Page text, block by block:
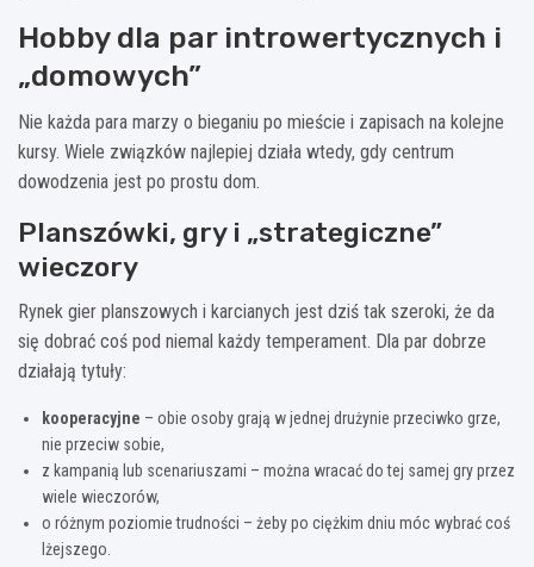
Hobby dla par introwertycznych i
„domowych”
Nie każda para marzy o bieganiu po mieście i zapisach na kolejne
kursy. Wiele związków najlepiej działa wtedy, gdy centrum
dowodzenia jest po prostu dom.
Planszówki, gry i „strategiczne”
wieczory
Rynek gier planszowych i karcianych jest dziś tak szeroki, że da
się dobrać coś pod niemal każdy temperament. Dla par dobrze
działają tytuły:
kooperacyjne – obie osoby grają w jednej drużynie przeciwko grze,
nie przeciw sobie,
z kampanią lub scenariuszami – można wracać do tej samej gry przez
wiele wieczorów,
o różnym poziomie trudności – żeby po ciężkim dniu móc wybrać coś
lżejszego.